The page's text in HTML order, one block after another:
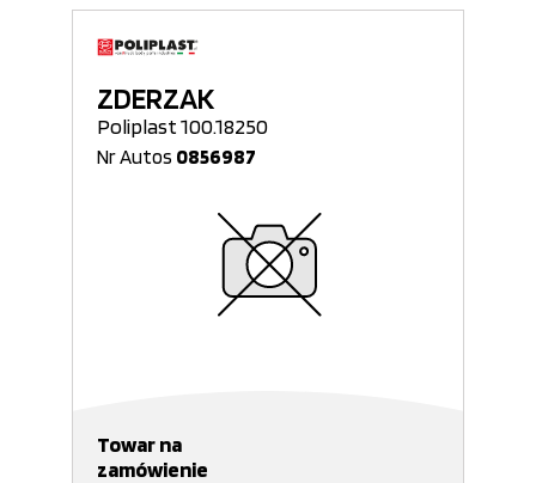
ZDERZAK
Poliplast 100.18250
Nr Autos 0856987
Towar na
zamówienie